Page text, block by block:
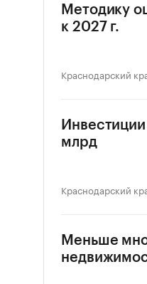
Методику
к 2027 г.
Краснодарский
млрд
Краснодарский
Меньше